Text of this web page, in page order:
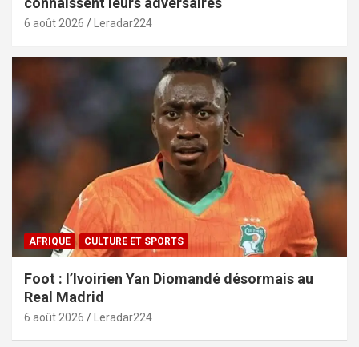
6 août 2026 Leradar224
AFRIQUE CULTURE ET SPORTS
Foot : l’Ivoirien Yan Diomandé désormais au
Real Madrid
6 août 2026 Leradar224